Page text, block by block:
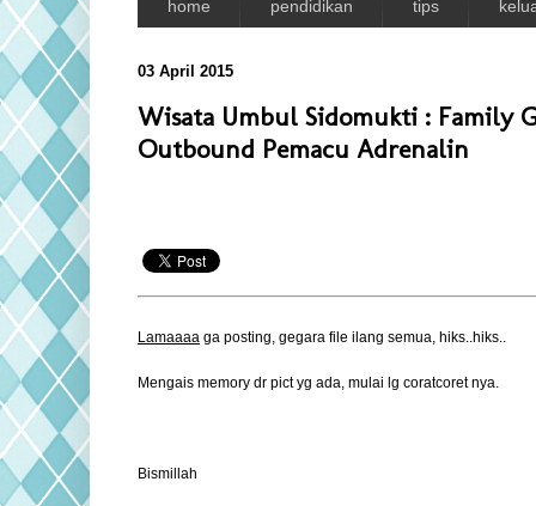
home pendidikan tips
03 April 2015
Wisata Umbul Sidomukti : Family
Outbound Pemacu Adrenalin
Lamaaaa ga posting, gegara file ilang semua, hiks..hiks..
Mengais memory dr pict yg ada, mulai lg coratcoret nya.
Bismillah